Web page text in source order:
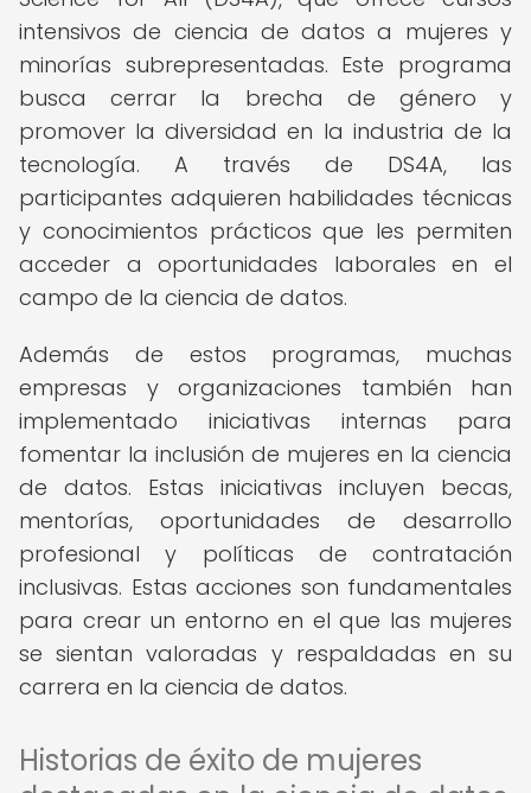
intensivos de ciencia de datos a mujeres y
minorías subrepresentadas. Este programa
busca cerrar la brecha de género y
promover la diversidad en la industria de la
tecnología. A través de DS4A, las
participantes adquieren habilidades técnicas
y conocimientos prácticos que les permiten
acceder a oportunidades laborales en el
campo de la ciencia de datos.
Además de estos programas, muchas
empresas y organizaciones también han
implementado iniciativas internas para
fomentar la inclusión de mujeres en la ciencia
de datos. Estas iniciativas incluyen becas,
mentorías, oportunidades de desarrollo
profesional y políticas de contratación
inclusivas. Estas acciones son fundamentales
para crear un entorno en el que las mujeres
se sientan valoradas y respaldadas en su
carrera en la ciencia de datos.
Historias de éxito de mujeres